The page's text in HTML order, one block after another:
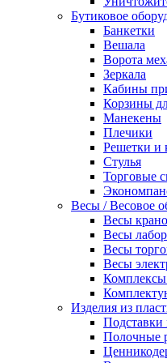
Бутиковое
Банкетки
Вешала
Ворота
Зеркала
Кабины
Корзины
Манекены
Плечики
Решетки и
Стулья
Торговые
Весы / Весовое
Весы
Весы
Весы
Весы
Комплексы
Изделия из
Полочные